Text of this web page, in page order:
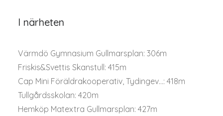
I närheten
Värmdö Gymnasium Gullmarsplan: 306m
Friskis&Svettis Skanstull: 415m
Cap Mini Föräldrakooperativ, Tydingev...: 418m
Tullgårdsskolan: 420m
Hemköp Matextra Gullmarsplan: 427m